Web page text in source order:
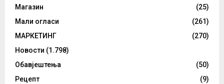
Магазин
(25)
Мали огласи
(261)
МАРКЕТИНГ
(270)
Новости (1.798)
Обавјештења
(50)
Рецепт
(9)